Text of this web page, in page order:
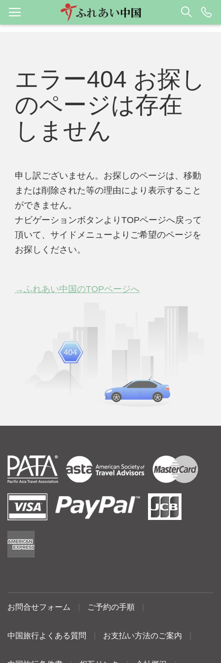
エラー404 お探し
のページは存在
しません
申し訳ございません。お探しのページは、移動
または削除された等の理由により表示すること
ができません。
ナビゲーションボタンよりTOPページへ戻って
頂いて、サイドメニューよりご希望のページを
お探しください。
→ふれあい中国のTOPページへ
お問合せフォーム ご予約の手順
中国旅行よくある質問 お支払い方法のご案内